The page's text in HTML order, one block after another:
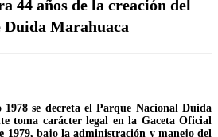
44 años de la creación del
Duida Marahuaca
se decreta el Parque Nacional Duida
toma carácter legal en la Gaceta Oficial
1979, bajo la administración y manejo del